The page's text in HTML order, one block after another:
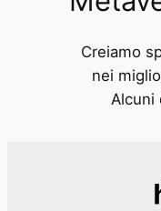
Creiamo
nei
Alcuni